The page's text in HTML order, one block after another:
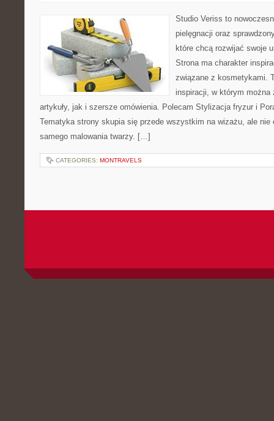
Studio Veriss to
pielęgnacji oraz
które chcą rozwijać swoje
Strona ma charakter
związane z kosmetykami.
inspiracji, w którym
artykuły, jak i szersze omówienia. Polecam Stylizacja fryzur i
Tematyka strony skupia się przede wszystkim na wizażu, ale nie
samego malowania twarzy. […]
CATEGORIES: MONTRAVELS